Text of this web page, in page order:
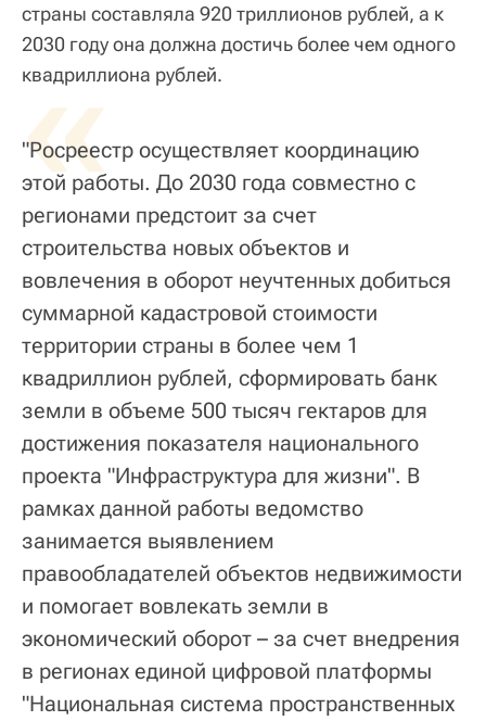
страны составляла 920 триллионов рублей, а к
2030 году она должна достичь более чем одного
квадриллиона рублей.
«
"Росреестр осуществляет координацию
этой работы. До 2030 года совместно с
регионами предстоит за счет
строительства новых объектов и
вовлечения в оборот неучтенных добиться
суммарной кадастровой стоимости
территории страны в более чем 1
квадриллион рублей, сформировать банк
земли в объеме 500 тысяч гектаров для
достижения показателя национального
проекта "Инфраструктура для жизни". В
рамках данной работы ведомство
занимается выявлением
правообладателей объектов недвижимости
и помогает вовлекать земли в
экономический оборот – за счет внедрения
в регионах единой цифровой платформы
"Национальная система пространственных